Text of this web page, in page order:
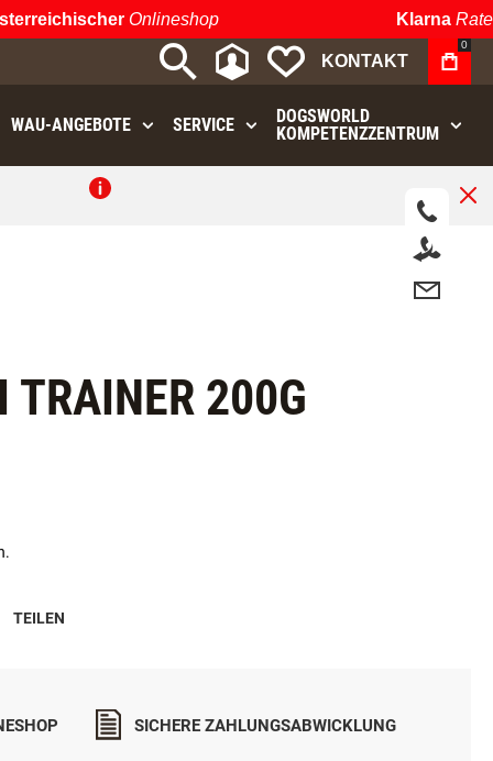
Onlineshop Klarna
MEIN KONTO
MEINE
KONTAKT
0
WAU⁠-⁠ANGEBOTE SERVICE
DOGSWORLD
KOMPETENZZENTRUM
200G
TEILEN
SICHERE ZAHLUNGSABWICKLUNG